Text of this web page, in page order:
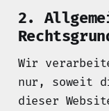
2.
Wir
nur, soweit
dieser